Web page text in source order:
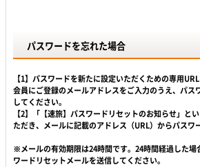
パスワードを忘れた場合
【1】パスワードを新たに設定いただくための専用
会員にご登録のメールアドレスをご入力のうえ、パス
してください。
【2】「【速旅】パスワードリセットのお知らせ」と
ただき、メールに記載のアドレス（URL）からパスワ
※メールの有効期限は24時間です。24時間経過した場
ワードリセットメールを送信してください。